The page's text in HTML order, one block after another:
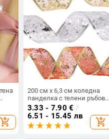
add_shopping_cart
200 см x 6,3 см коледна
панделка с телени ръбове
лента от органза
Прозрачна блестяща
лента за Направи си сам
Коледно дърво венец
3.33 - 7.90 € /
6.51 - 15.45 лв
add_shopping_cart